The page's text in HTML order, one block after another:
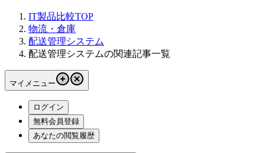
IT製品比較TOP
物流・倉庫
配送管理システム
配送管理システムの関連記事一覧
マイメニュー
ログイン
無料会員登録
あなたの閲覧履歴